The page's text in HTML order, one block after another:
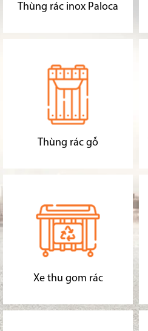
Thùng rác inox Paloca
Thùng rác gỗ
Xe thu gom rác